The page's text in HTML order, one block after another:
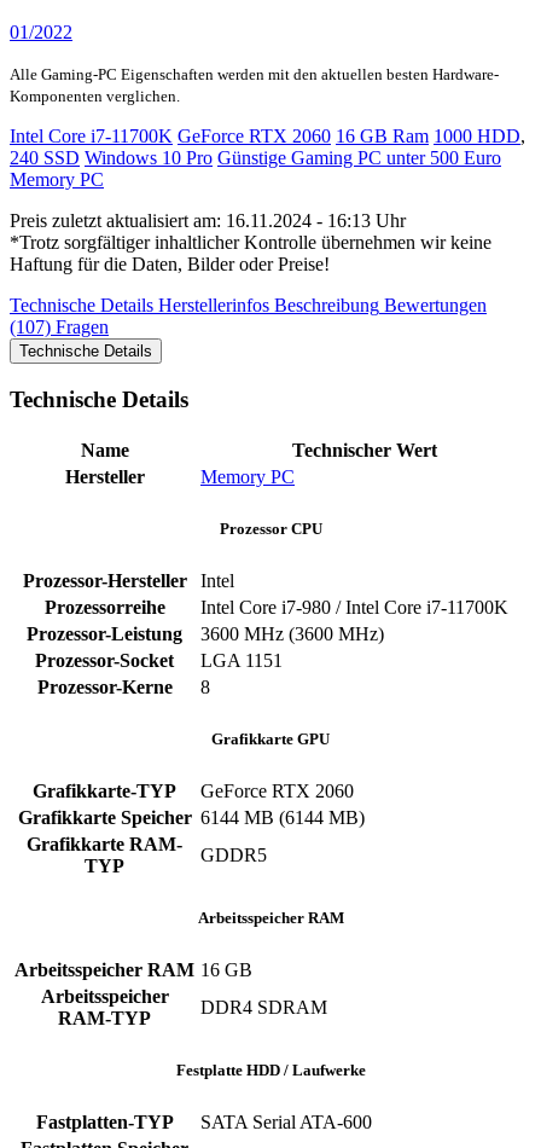
01/2022
Alle Gaming-PC Eigenschaften werden mit den aktuellen besten Hardware-
Komponenten verglichen.
Intel Core i7-11700K GeForce RTX 2060 16 GB Ram 1000 HDD,
240 SSD Windows 10 Pro Günstige Gaming PC unter 500 Euro
Memory PC
Preis zuletzt aktualisiert am: 16.11.2024 - 16:13 Uhr
*Trotz sorgfältiger inhaltlicher Kontrolle übernehmen wir keine
Haftung für die Daten, Bilder oder Preise!
Technische Details Herstellerinfos Beschreibung Bewertungen
(107) Fragen
Technische Details
Technische Details
Name
Technischer Wert
Hersteller
Memory PC
Prozessor CPU
Prozessor-Hersteller
‎Intel
Prozessorreihe
Intel Core i7-980 / Intel Core i7-11700K
Prozessor-Leistung
‎3600 MHz (3600 MHz)
Prozessor-Socket
‎LGA 1151
Prozessor-Kerne
‎8
Grafikkarte GPU
Grafikkarte-TYP
GeForce RTX 2060
Grafikkarte Speicher ‎6144 MB (6144 MB)
Grafikkarte RAM-
TYP
‎GDDR5
Arbeitsspeicher RAM
Arbeitsspeicher RAM ‎16 GB
Arbeitsspeicher
RAM-TYP
‎DDR4 SDRAM
Festplatte HDD / Laufwerke
Fastplatten-TYP
‎SATA ‎Serial ATA-600